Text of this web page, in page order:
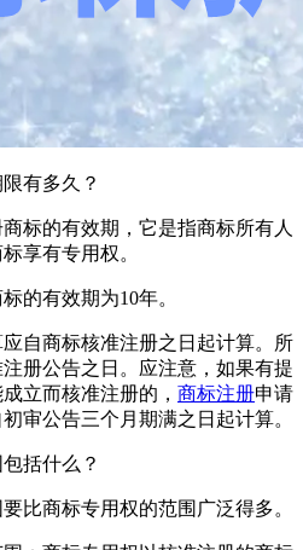
有多久？
的有效期，它是指商标所有人
享有专用权。
有效期为10年。
商标核准注册之日起计算。所
册公告之日。应注意，如果有提
立而核准注册的， 商标注册申请
审公告三个月期满之日起计算。
括什么？
商标专用权的范围广泛得多。